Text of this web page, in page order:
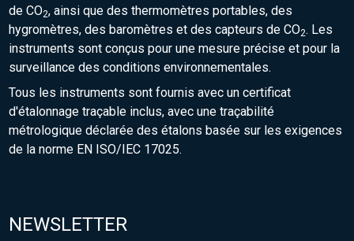
de CO2, ainsi que des thermomètres portables, des
hygromètres, des baromètres et des capteurs de CO2. Les
instruments sont conçus pour une mesure précise et pour la
surveillance des conditions environnementales.
Tous les instruments sont fournis avec un certificat
d'étalonnage traçable inclus, avec une traçabilité
métrologique déclarée des étalons basée sur les exigences
de la norme EN ISO/IEC 17025.
NEWSLETTER